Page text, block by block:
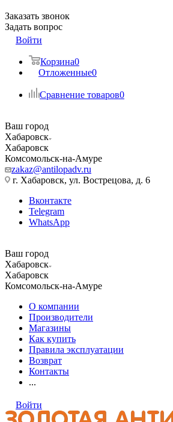
Заказать звонок
Задать вопрос
Войти
Корзина0
Отложенные0
Сравнение товаров0
Ваш город
Хабаровск
Хабаровск
Комсомольск-на-Амуре
zakaz@antilopadv.ru
г. Хабаровск, ул. Вострецова, д. 6
Вконтакте
Telegram
WhatsApp
Ваш город
Хабаровск
Хабаровск
Комсомольск-на-Амуре
О компании
Производители
Магазины
Как купить
Правила эксплуатации
Возврат
Контакты
...
Войти